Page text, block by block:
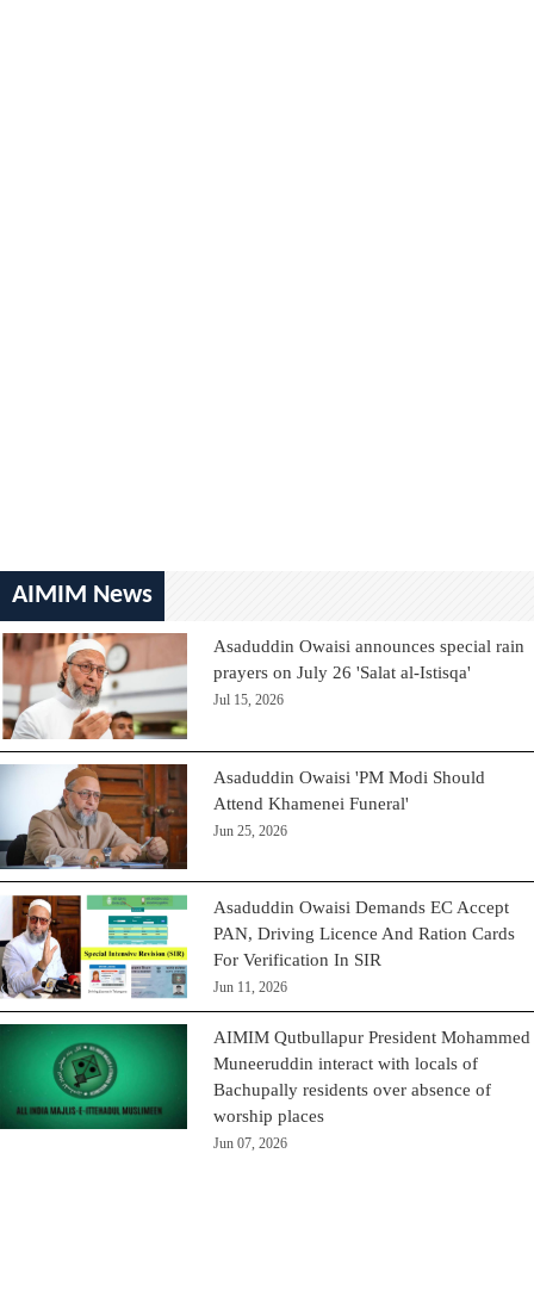
AIMIM News
Asaduddin Owaisi announces special rain
prayers on July 26 'Salat al-Istisqa'
Jul 15, 2026
Asaduddin Owaisi 'PM Modi Should
Attend Khamenei Funeral'
Jun 25, 2026
Asaduddin Owaisi Demands EC Accept
PAN, Driving Licence And Ration Cards
For Verification In SIR
Jun 11, 2026
AIMIM Qutbullapur President Mohammed
Muneeruddin interact with locals of
Bachupally residents over absence of
worship places
Jun 07, 2026